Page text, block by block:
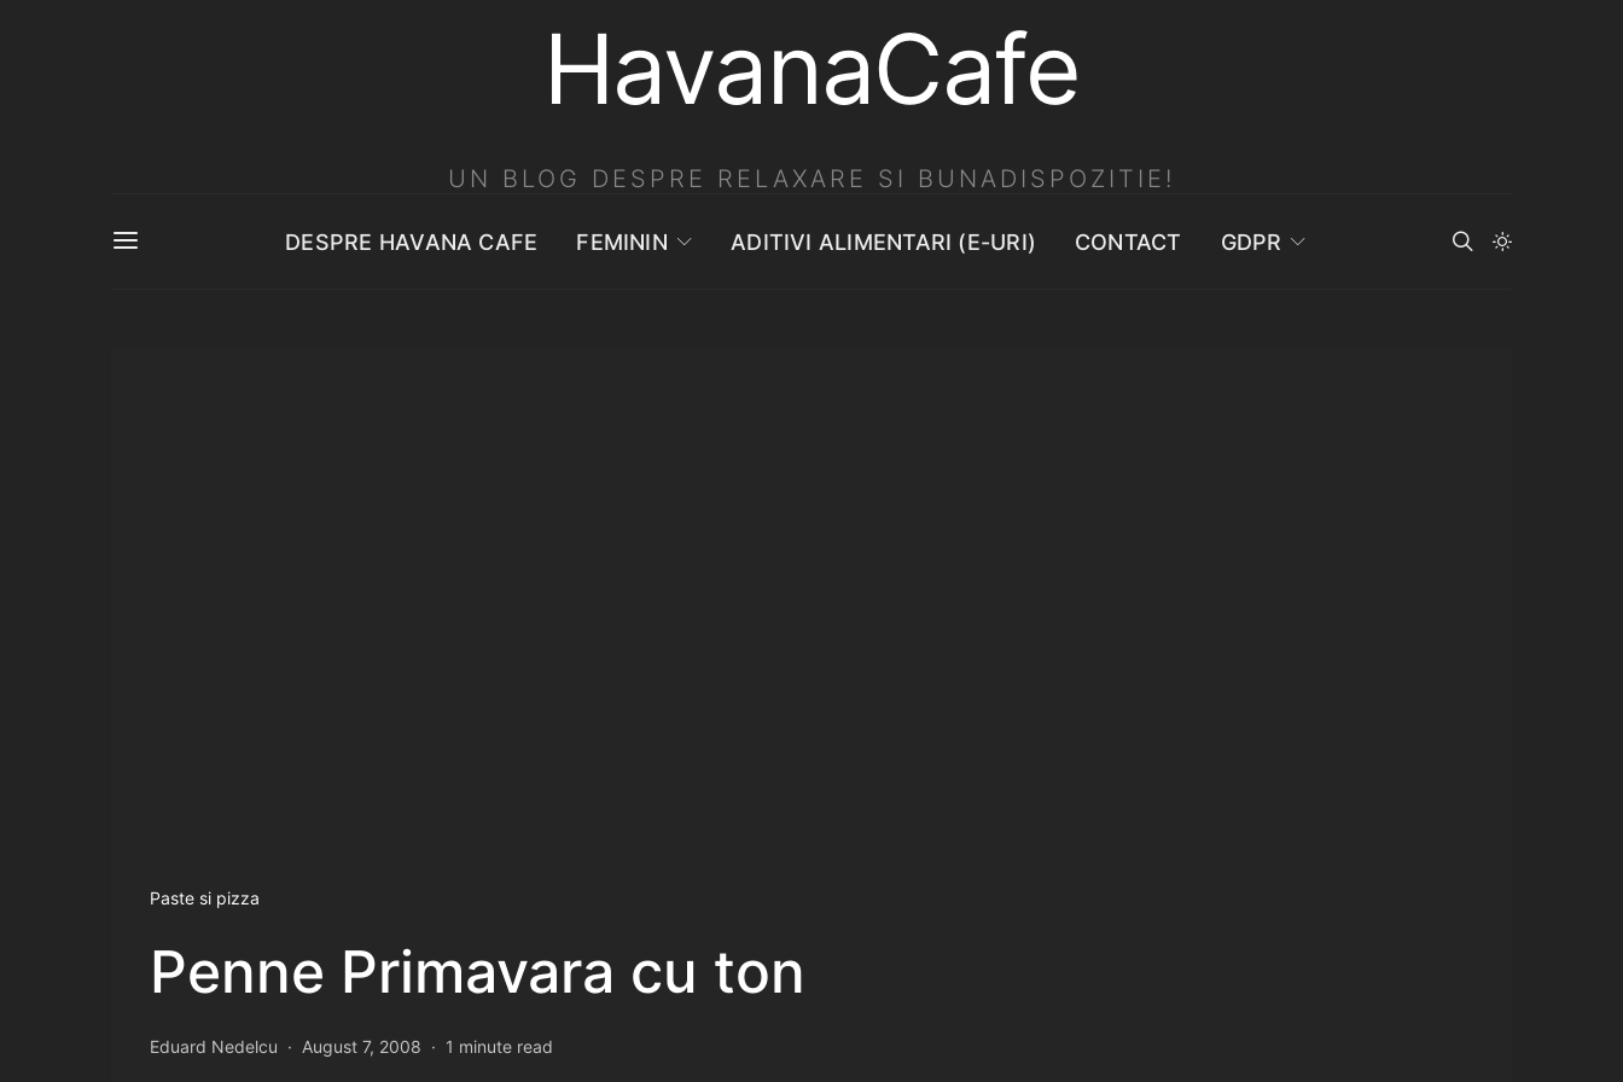
HavanaCafe
UN BLOG DESPRE RELAXARE SI BUNADISPOZITIE!
DESPRE HAVANA CAFE FEMININ ADITIVI ALIMENTARI (E-URI) CONTACT GDPR
Paste si pizza
Penne Primavara cu ton
Eduard Nedelcu August 7, 2008 1 minute read